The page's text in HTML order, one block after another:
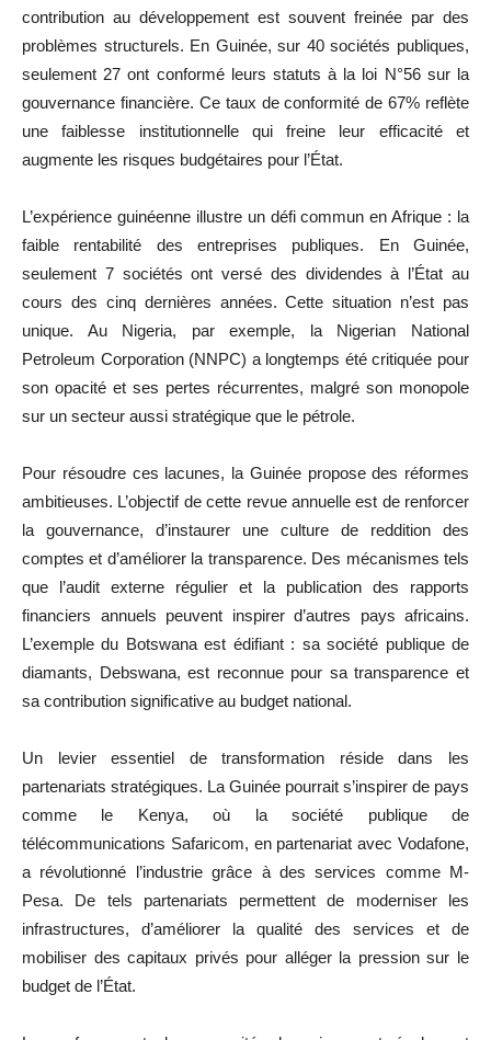
contribution au développement est souvent freinée par des
problèmes structurels. En Guinée, sur 40 sociétés publiques,
seulement 27 ont conformé leurs statuts à la loi N°56 sur la
gouvernance financière. Ce taux de conformité de 67% reflète
une faiblesse institutionnelle qui freine leur efficacité et
augmente les risques budgétaires pour l’État.
L’expérience guinéenne illustre un défi commun en Afrique : la
faible rentabilité des entreprises publiques. En Guinée,
seulement 7 sociétés ont versé des dividendes à l’État au
cours des cinq dernières années. Cette situation n’est pas
unique. Au Nigeria, par exemple, la Nigerian National
Petroleum Corporation (NNPC) a longtemps été critiquée pour
son opacité et ses pertes récurrentes, malgré son monopole
sur un secteur aussi stratégique que le pétrole.
Pour résoudre ces lacunes, la Guinée propose des réformes
ambitieuses. L’objectif de cette revue annuelle est de renforcer
la gouvernance, d’instaurer une culture de reddition des
comptes et d’améliorer la transparence. Des mécanismes tels
que l’audit externe régulier et la publication des rapports
financiers annuels peuvent inspirer d’autres pays africains.
L’exemple du Botswana est édifiant : sa société publique de
diamants, Debswana, est reconnue pour sa transparence et
sa contribution significative au budget national.
Un levier essentiel de transformation réside dans les
partenariats stratégiques. La Guinée pourrait s’inspirer de pays
comme le Kenya, où la société publique de
télécommunications Safaricom, en partenariat avec Vodafone,
a révolutionné l’industrie grâce à des services comme M-
Pesa. De tels partenariats permettent de moderniser les
infrastructures, d’améliorer la qualité des services et de
mobiliser des capitaux privés pour alléger la pression sur le
budget de l’État.